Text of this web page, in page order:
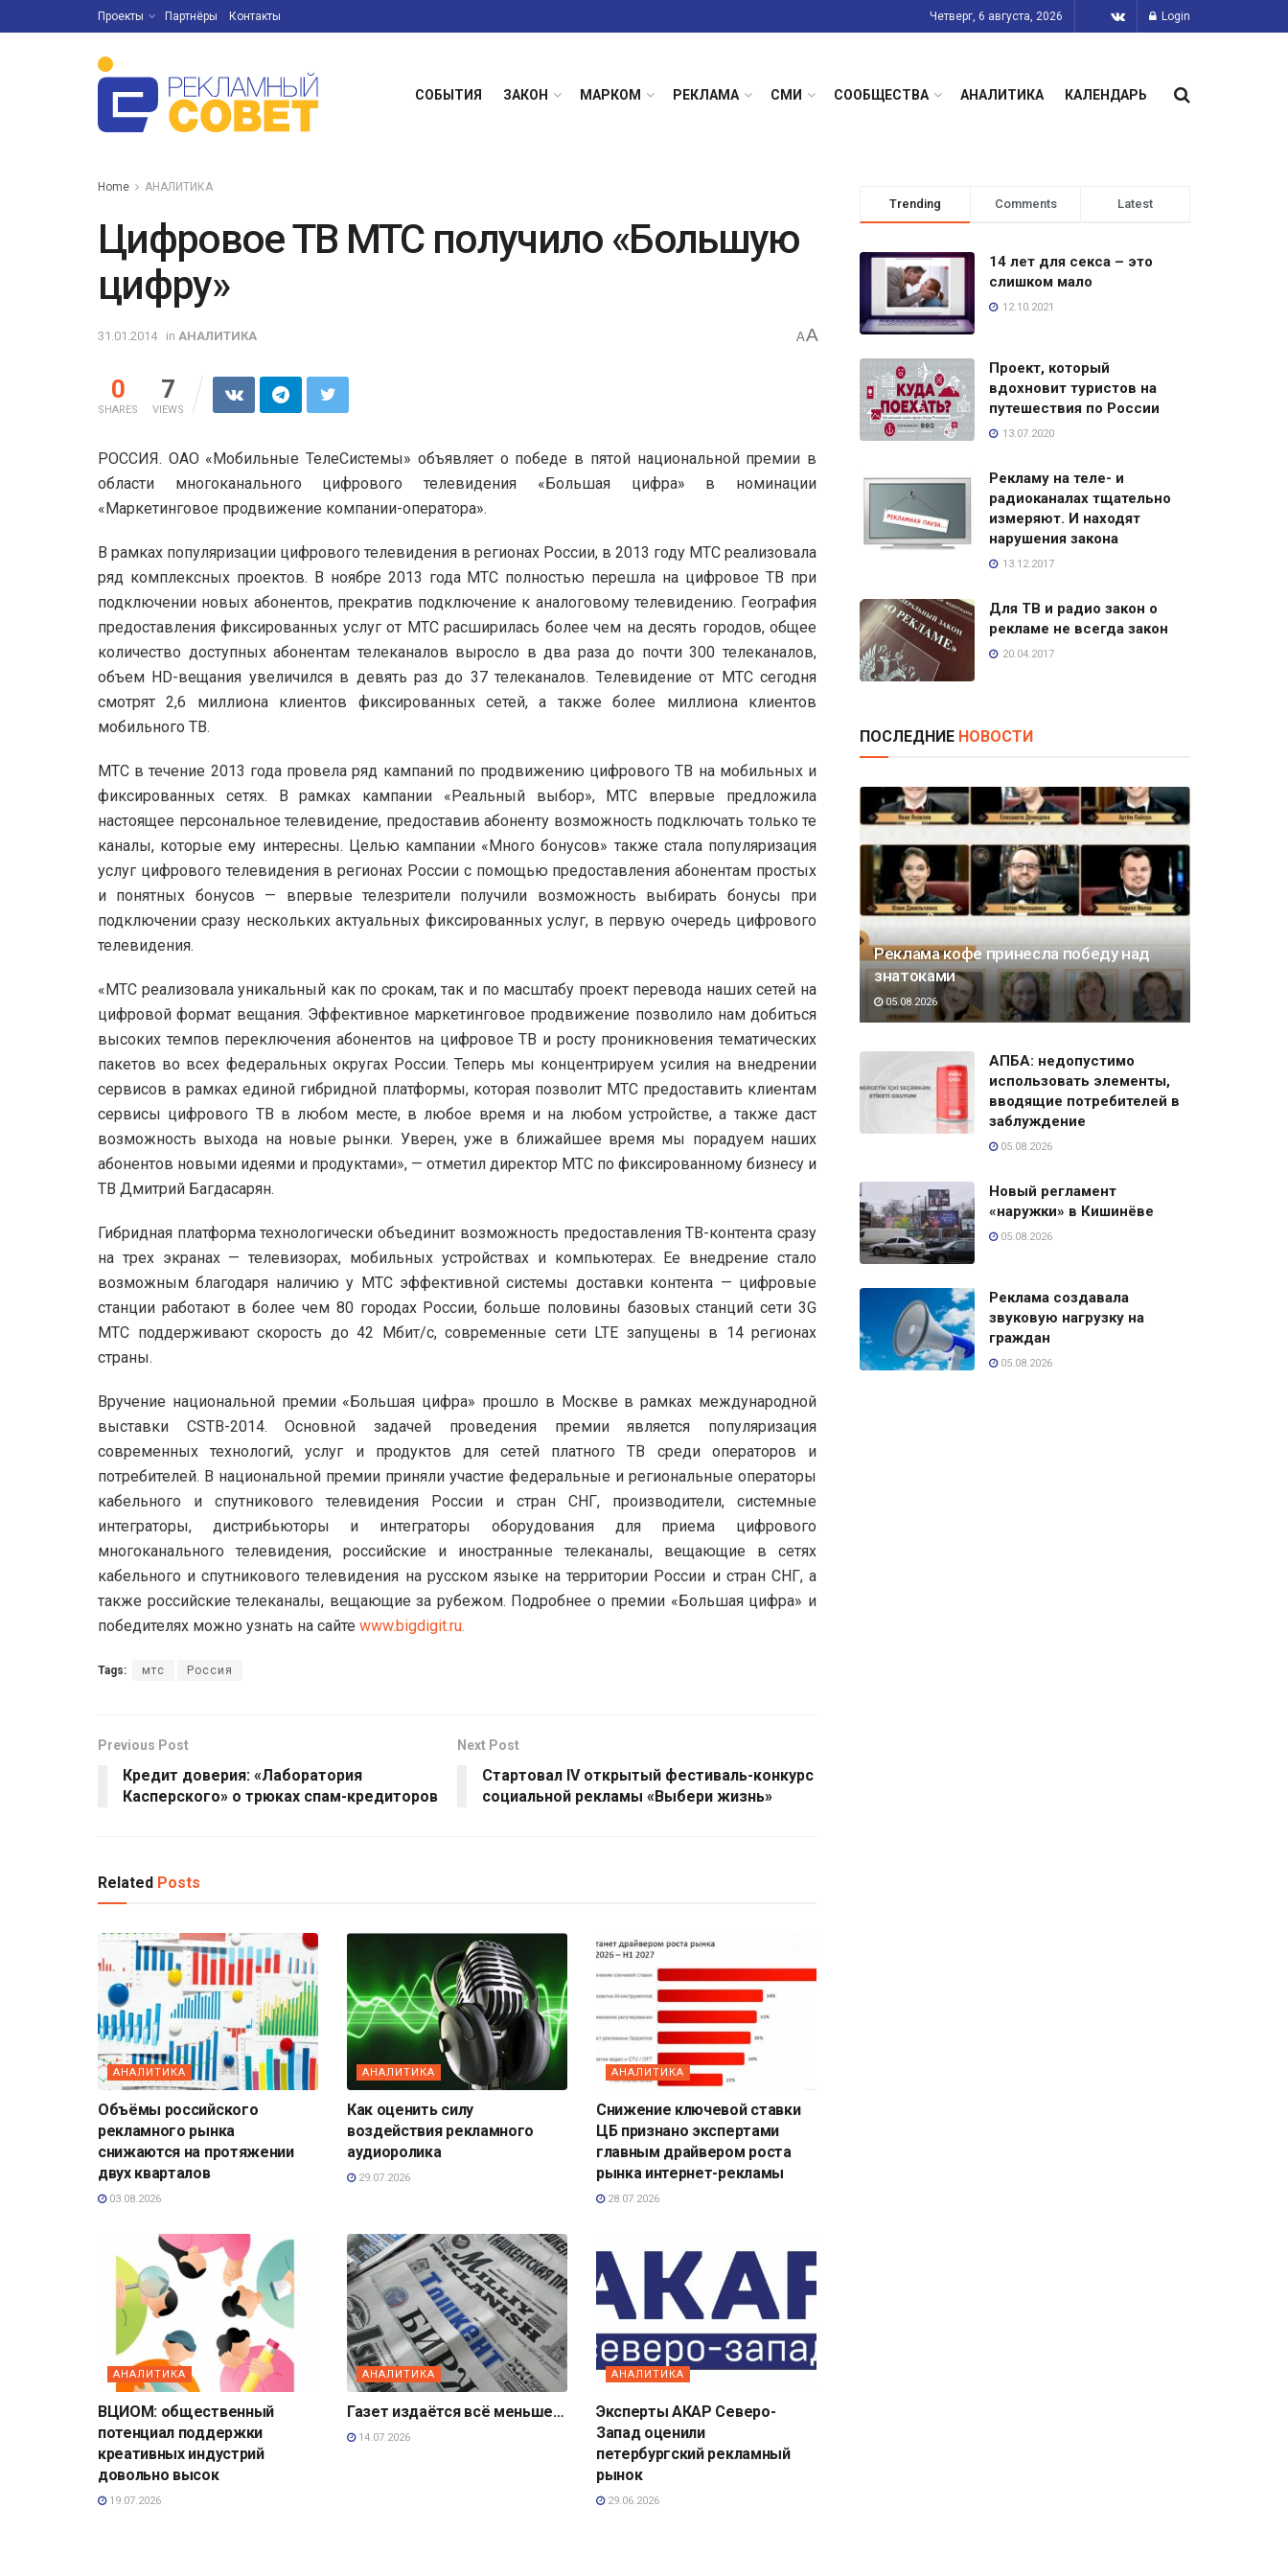
Проекты Партнёры Контакты Четверг, 6 августа, 2026 Login
СОБЫТИЯ ЗАКОН МАРКОМ РЕКЛАМА СМИ СООБЩЕСТВА АНАЛИТИКА КАЛЕНДАРЬ
Home АНАЛИТИКА
Цифровое ТВ МТС получило «Большую
цифру»
31.01.2014 in АНАЛИТИКА AA
0
SHARES
7
VIEWS
РОССИЯ. ОАО «Мобильные ТелеСистемы» объявляет о победе в пятой национальной премии в
области многоканального цифрового телевидения «Большая цифра» в номинации
«Маркетинговое продвижение компании-оператора».
В рамках популяризации цифрового телевидения в регионах России, в 2013 году МТС реализовала
ряд комплексных проектов. В ноябре 2013 года МТС полностью перешла на цифровое ТВ при
подключении новых абонентов, прекратив подключение к аналоговому телевидению. География
предоставления фиксированных услуг от МТС расширилась более чем на десять городов, общее
количество доступных абонентам телеканалов выросло в два раза до почти 300 телеканалов,
объем HD-вещания увеличился в девять раз до 37 телеканалов. Телевидение от МТС сегодня
смотрят 2,6 миллиона клиентов фиксированных сетей, а также более миллиона клиентов
мобильного ТВ.
МТС в течение 2013 года провела ряд кампаний по продвижению цифрового ТВ на мобильных и
фиксированных сетях. В рамках кампании «Реальный выбор», МТС впервые предложила
настоящее персональное телевидение, предоставив абоненту возможность подключать только те
каналы, которые ему интересны. Целью кампании «Много бонусов» также стала популяризация
услуг цифрового телевидения в регионах России с помощью предоставления абонентам простых
и понятных бонусов — впервые телезрители получили возможность выбирать бонусы при
подключении сразу нескольких актуальных фиксированных услуг, в первую очередь цифрового
телевидения.
«МТС реализовала уникальный как по срокам, так и по масштабу проект перевода наших сетей на
цифровой формат вещания. Эффективное маркетинговое продвижение позволило нам добиться
высоких темпов переключения абонентов на цифровое ТВ и росту проникновения тематических
пакетов во всех федеральных округах России. Теперь мы концентрируем усилия на внедрении
сервисов в рамках единой гибридной платформы, которая позволит МТС предоставить клиентам
сервисы цифрового ТВ в любом месте, в любое время и на любом устройстве, а также даст
возможность выхода на новые рынки. Уверен, уже в ближайшее время мы порадуем наших
абонентов новыми идеями и продуктами», — отметил директор МТС по фиксированному бизнесу и
ТВ Дмитрий Багдасарян.
Гибридная платформа технологически объединит возможность предоставления ТВ-контента сразу
на трех экранах — телевизорах, мобильных устройствах и компьютерах. Ее внедрение стало
возможным благодаря наличию у МТС эффективной системы доставки контента — цифровые
станции работают в более чем 80 городах России, больше половины базовых станций сети 3G
МТС поддерживают скорость до 42 Мбит/с, современные сети LTE запущены в 14 регионах
страны.
Вручение национальной премии «Большая цифра» прошло в Москве в рамках международной
выставки CSTB-2014. Основной задачей проведения премии является популяризация
современных технологий, услуг и продуктов для сетей платного ТВ среди операторов и
потребителей. В национальной премии приняли участие федеральные и региональные операторы
кабельного и спутникового телевидения России и стран СНГ, производители, системные
интеграторы, дистрибьюторы и интеграторы оборудования для приема цифрового
многоканального телевидения, российские и иностранные телеканалы, вещающие в сетях
кабельного и спутникового телевидения на русском языке на территории России и стран СНГ, а
также российские телеканалы, вещающие за рубежом. Подробнее о премии «Большая цифра» и
победителях можно узнать на сайте www.bigdigit.ru.
Tags: мтс Россия
Previous Post
Кредит доверия: «Лаборатория
Касперского» о трюках спам-кредиторов
Next Post
Стартовал IV открытый фестиваль-конкурс
социальной рекламы «Выбери жизнь»
Related Posts
АНАЛИТИКА
Объёмы российского
рекламного рынка
снижаются на протяжении
двух кварталов
03.08.2026
АНАЛИТИКА
Как оценить силу
воздействия рекламного
аудиоролика
29.07.2026
АНАЛИТИКА
Снижение ключевой ставки
ЦБ признано экспертами
главным драйвером роста
рынка интернет-рекламы
28.07.2026
АНАЛИТИКА
ВЦИОМ: общественный
потенциал поддержки
креативных индустрий
довольно высок
19.07.2026
АНАЛИТИКА
Газет издаётся всё меньше…
14.07.2026
АНАЛИТИКА
Эксперты АКАР Северо-
Запад оценили
петербургский рекламный
рынок
29.06.2026
Trending Comments Latest
14 лет для секса – это
слишком мало
12.10.2021
Проект, который
вдохновит туристов на
путешествия по России
13.07.2020
Рекламу на теле- и
радиоканалах тщательно
измеряют. И находят
нарушения закона
13.12.2017
Для ТВ и радио закон о
рекламе не всегда закон
20.04.2017
ПОСЛЕДНИЕ НОВОСТИ
Реклама кофе принесла победу над
знатоками
05.08.2026
АПБА: недопустимо
использовать элементы,
вводящие потребителей в
заблуждение
05.08.2026
Новый регламент
«наружки» в Кишинёве
05.08.2026
Реклама создавала
звуковую нагрузку на
граждан
05.08.2026